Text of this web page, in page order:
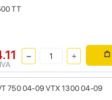
TT
750 04-09 VTX 1300 04-09